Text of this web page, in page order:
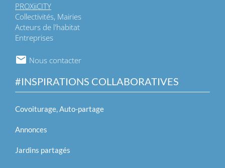
PROXiiCITY
Collectivités, Mairies
Acteurs de l'habitat
Entreprises
Nous contacter
#INSPIRATIONS COLLABORATIVES
Covoiturage, Auto-partage
Annonces
Jardins partagés